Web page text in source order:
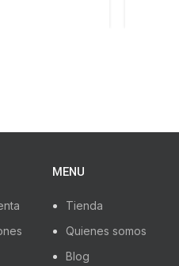
MENU
Tienda
Quienes somos
Blog